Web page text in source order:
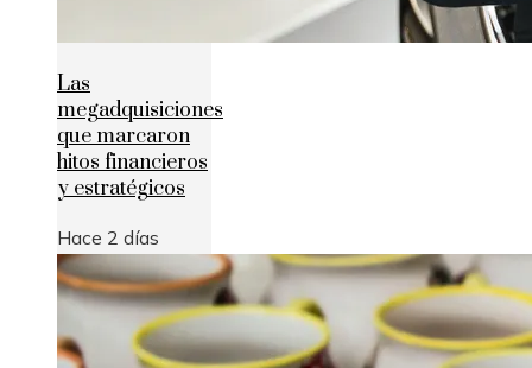
Las
megadquisiciones
que marcaron
hitos financieros
y estratégicos
Hace 2 días